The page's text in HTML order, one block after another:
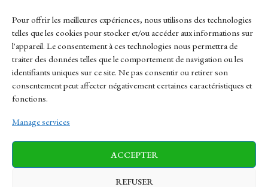
Pour offrir les meilleures expériences, nous utilisons des technologies
telles que les cookies pour stocker et/ou accéder aux informations sur
l'appareil. Le consentement à ces technologies nous permettra de
traiter des données telles que le comportement de navigation ou les
identifiants uniques sur ce site. Ne pas consentir ou retirer son
consentement peut affecter négativement certaines caractéristiques et
fonctions.
Manage services
ACCEPTER
REFUSER
Links
Contact
Sitemap
News Finance-Marches Politics
Business Tech Health Sports Travel